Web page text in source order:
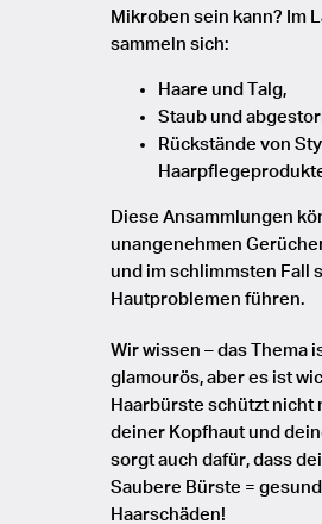
Mikroben sein kann? Im
sammeln sich:
Haare und Talg,
Staub und
Rückstände von
Diese Ansammlungen
unangenehmen
und im schlimmsten Fall
Hautproblemen führen.
Wir wissen – das Thema
glamourös, aber es ist
Haarbürste schützt nicht
deiner Kopfhaut und
sorgt auch dafür, dass
Saubere Bürste =
Haarschäden!